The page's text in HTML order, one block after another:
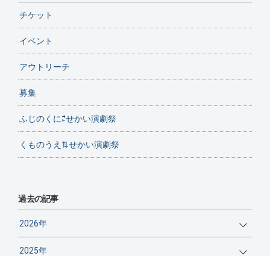
チケット
イベント
アウトリーチ
募集
ふじのくに⇄せかい演劇祭
くものうえ⇅せかい演劇祭
過去の記事
2026年
2025年